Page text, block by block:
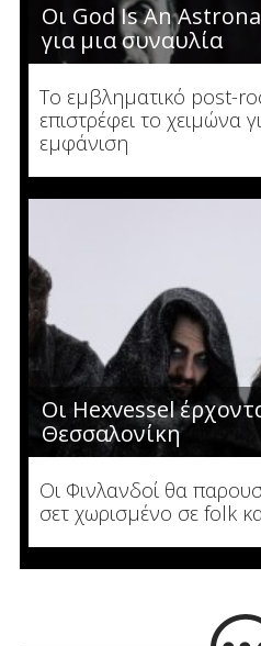
Οι God Is An
για μια συναυλία
Το εμβληματικό post-
επιστρέφει το χειμώνα
εμφάνιση
Οι Hexvessel
Θεσσαλονίκη
Οι Φινλανδοί θα
σετ χωρισμένο σε folk